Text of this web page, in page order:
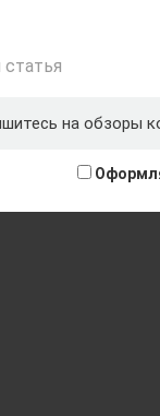
статья
на обзоры